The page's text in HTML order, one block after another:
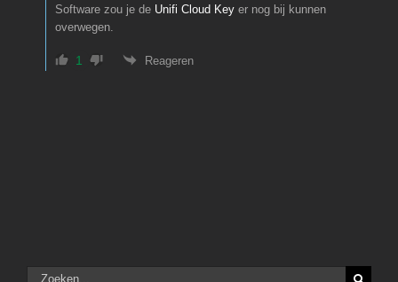
Software zou je de Unifi Cloud Key er nog bij kunnen
overwegen.
1 Reageren
Zoeken